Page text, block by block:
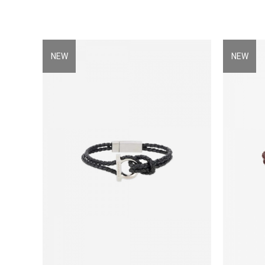
NEW NEW